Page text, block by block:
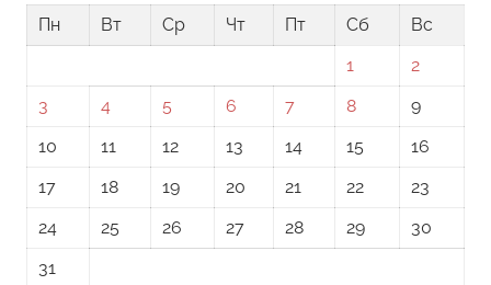
Пн
Вт Ср Чт Пт Сб
Вс
1
2
3
4 5 6 7 8
9
10
11 12 13 14 15
16
17
18 19 20 21 22
23
24
25 26 27 28 29
30
31